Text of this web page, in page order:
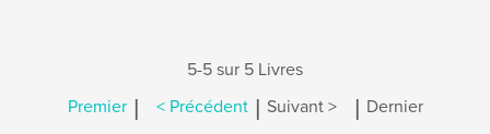
5-5 sur 5 Livres
Premier | < Précédent | Suivant > | Dernier